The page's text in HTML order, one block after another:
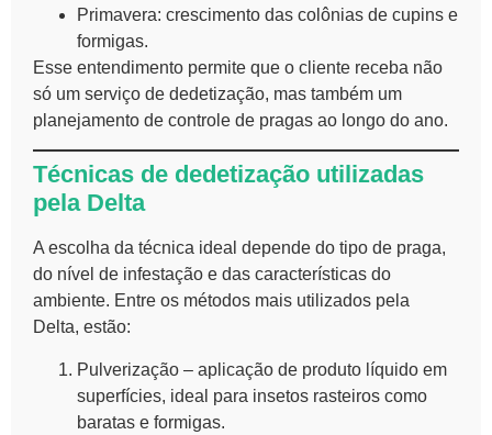
Primavera: crescimento das colônias de cupins e
formigas.
Esse entendimento permite que o cliente receba não
só um serviço de dedetização, mas também um
planejamento de controle de pragas ao longo do ano.
Técnicas de dedetização utilizadas
pela Delta
A escolha da técnica ideal depende do tipo de praga,
do nível de infestação e das características do
ambiente. Entre os métodos mais utilizados pela
Delta, estão:
Pulverização – aplicação de produto líquido em
superfícies, ideal para insetos rasteiros como
baratas e formigas.